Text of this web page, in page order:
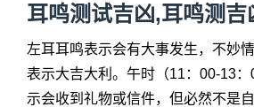
耳鸣测试吉凶,耳鸣测吉
左耳耳鸣表示会有大事发生，不妙
表示大吉大利。午时（11：00-13
示会收到礼物或信件，但必然不是